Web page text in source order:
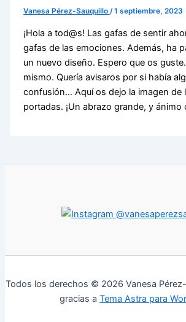
Vanesa Pérez-Sauquillo /1 septiembre, 2023
¡Hola a tod@s! Las gafas de sentir
gafas de las emociones. Además, ha
un nuevo diseño. Espero que os
mismo. Quería avisaros por si había
confusión… Aquí os dejo la imagen de
portadas. ¡Un abrazo grande, y ánimo
Todos los derechos © 2026 Vanesa
gracias a Tema Astra para